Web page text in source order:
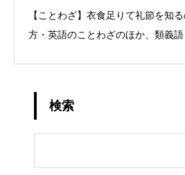
【ことわざ】衣食足りて礼節を知
方・英語のことわざのほか、類義語
検索